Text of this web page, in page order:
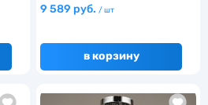
9 589 руб. / шт
в корзину